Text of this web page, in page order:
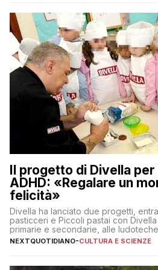
Il progetto di Divella per
ADHD: «Regalare un
felicità»
Divella ha lanciato due progetti,
pasticceri e Piccoli pastai con
primarie e secondarie, alle
pugliesi che si occupano di bambini
NEXTQUOTIDIANO-CULTURA E SCIENZE